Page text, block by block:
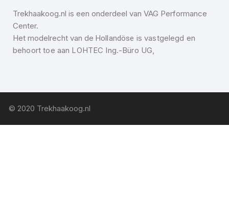
Trekhaakoog.nl is een onderdeel van VAG Performance
Center.
Het modelrecht van de Hollandöse is vastgelegd en
behoort toe aan LOHTEC Ing.-Büro UG,
© 2020 Trekhaakoog.nl